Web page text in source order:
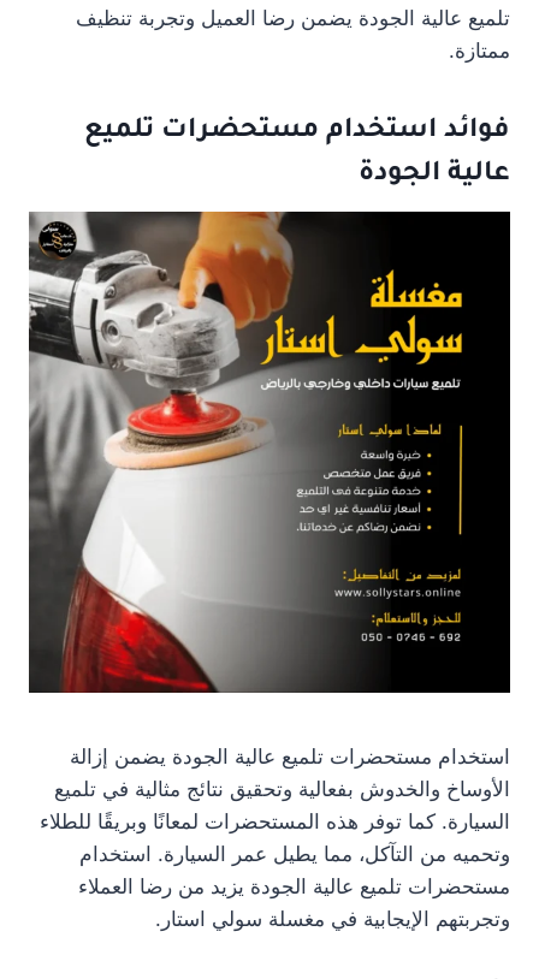
تلميع عالية الجودة يضمن رضا العميل وتجربة تنظيف
ممتازة.
فوائد استخدام مستحضرات تلميع
عالية الجودة
استخدام مستحضرات تلميع عالية الجودة يضمن إزالة
الأوساخ والخدوش بفعالية وتحقيق نتائج مثالية في تلميع
السيارة. كما توفر هذه المستحضرات لمعانًا وبريقًا للطلاء
وتحميه من التآكل، مما يطيل عمر السيارة. استخدام
مستحضرات تلميع عالية الجودة يزيد من رضا العملاء
وتجربتهم الإيجابية في مغسلة سولي استار.